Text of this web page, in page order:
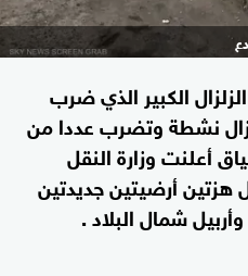
الزلزال الكبير الذي ضرب
لا تزال نشطة وتضرب عددا من
أعلنت وزارة النقل
هزتين أرضيتين جديدتين
شمال البلاد .